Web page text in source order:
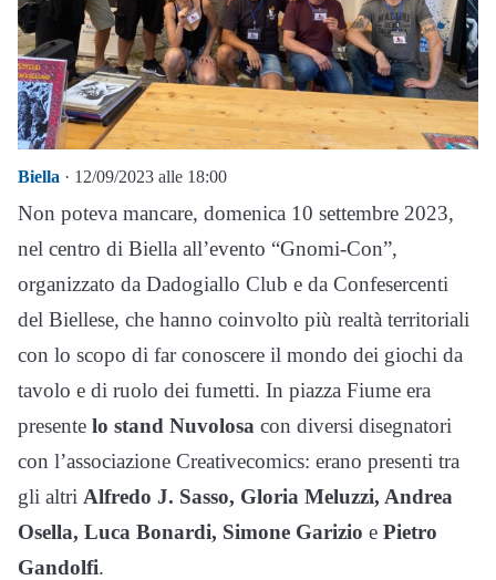
Biella · 12/09/2023 alle 18:00
Non poteva mancare, domenica 10 settembre 2023,
nel centro di Biella all’evento “Gnomi-Con”,
organizzato da Dadogiallo Club e da Confesercenti
del Biellese, che hanno coinvolto più realtà territoriali
con lo scopo di far conoscere il mondo dei giochi da
tavolo e di ruolo dei fumetti. In piazza Fiume era
presente lo stand Nuvolosa con diversi disegnatori
con l’associazione Creativecomics: erano presenti tra
gli altri Alfredo J. Sasso, Gloria Meluzzi, Andrea
Osella, Luca Bonardi, Simone Garizio e Pietro
Gandolfi.